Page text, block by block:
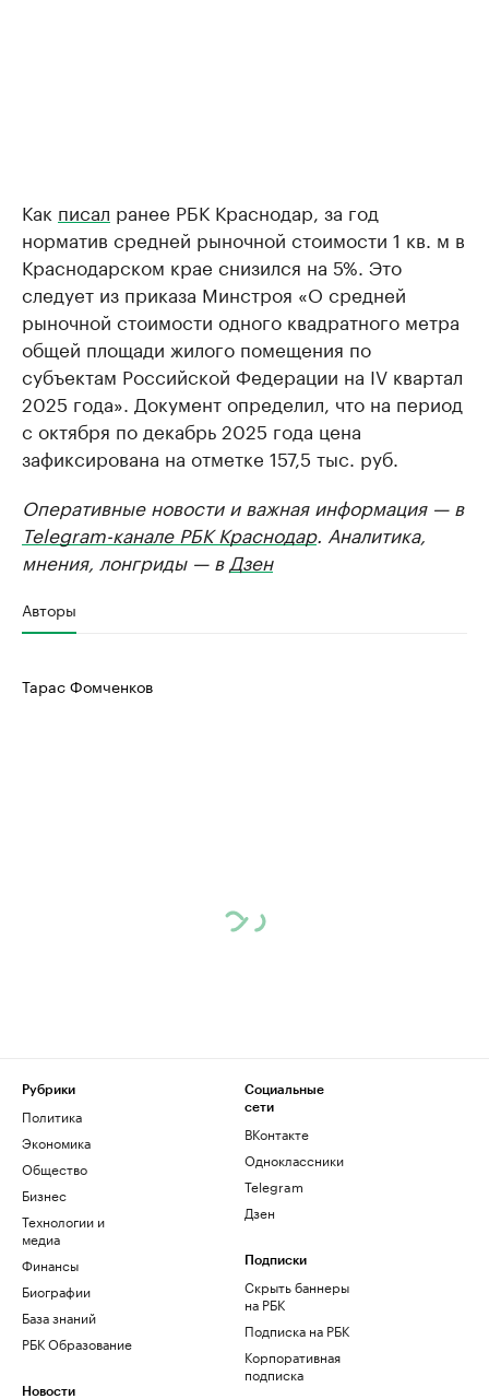
Как писал ранее РБК Краснодар, за год
норматив средней рыночной стоимости 1 кв. м в
Краснодарском крае снизился на 5%. Это
следует из приказа Минстроя «О средней
рыночной стоимости одного квадратного метра
общей площади жилого помещения по
субъектам Российской Федерации на IV квартал
2025 года». Документ определил, что на период
с октября по декабрь 2025 года цена
зафиксирована на отметке 157,5 тыс. руб.
Оперативные новости и важная информация — в
Telegram-канале РБК Краснодар. Аналитика,
мнения, лонгриды — в Дзен
Авторы
Тарас Фомченков
Рубрики
Политика
Экономика
Общество
Бизнес
Технологии и
медиа
Финансы
Биографии
База знаний
РБК Образование
Новости
Социальные
сети
ВКонтакте
Одноклассники
Telegram
Дзен
Подписки
Скрыть баннеры
на РБК
Подписка на РБК
Корпоративная
подписка